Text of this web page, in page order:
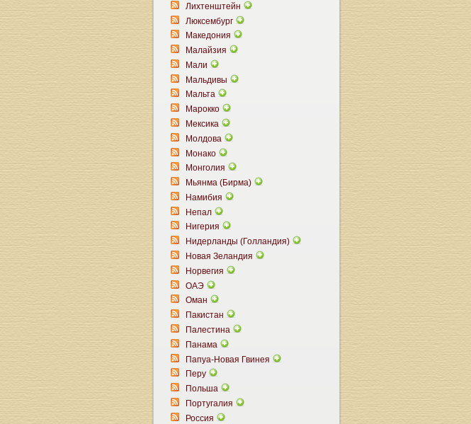
Лихтенштейн
Люксембург
Македония
Малайзия
Мали
Мальдивы
Мальта
Марокко
Мексика
Молдова
Монако
Монголия
Мьянма (Бирма)
Намибия
Непал
Нигерия
Нидерланды (Голландия)
Новая Зеландия
Норвегия
ОАЭ
Оман
Пакистан
Палестина
Панама
Папуа-Новая Гвинея
Перу
Польша
Португалия
Россия